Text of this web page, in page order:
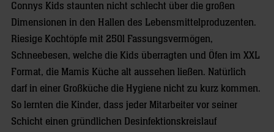
Connys Kids staunten nicht schlecht über die großen
Dimensionen in den Hallen des Lebensmittelproduzenten.
Riesige Kochtöpfe mit 250l Fassungsvermögen,
Schneebesen, welche die Kids überragten und Öfen im XXL
Format, die Mamis Küche alt aussehen ließen. Natürlich
darf in einer Großküche die Hygiene nicht zu kurz kommen.
So lernten die Kinder, dass jeder Mitarbeiter vor seiner
Schicht einen gründlichen Desinfektionskreislauf